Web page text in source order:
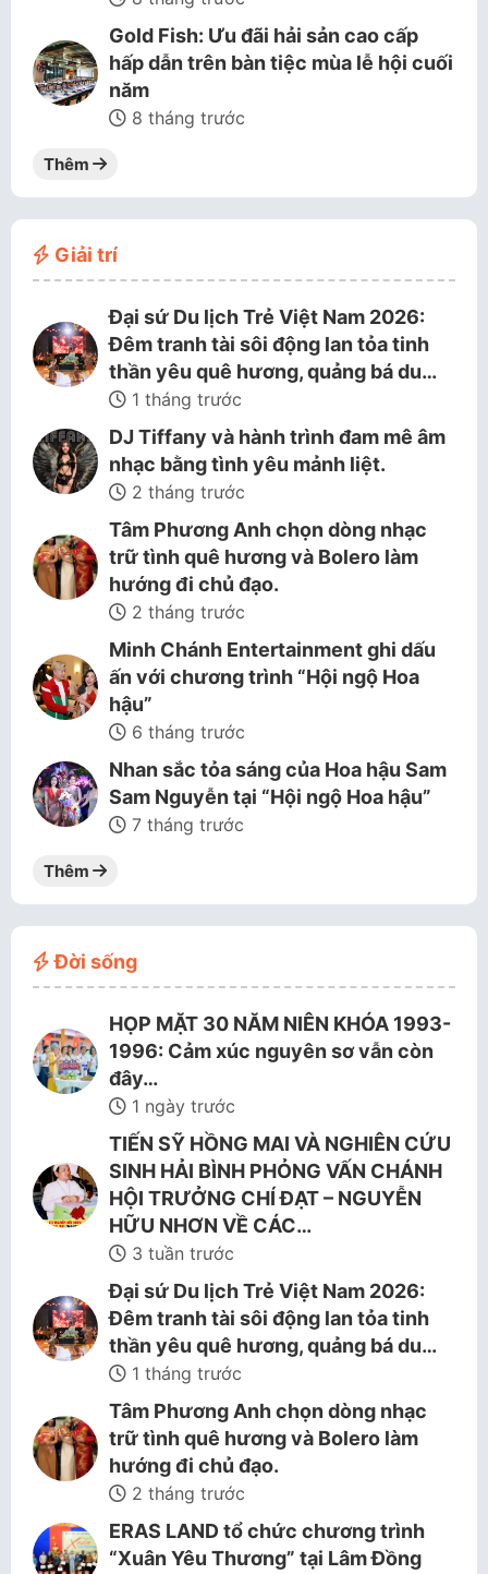
Gold Fish: Ưu đãi hải sản cao cấp
hấp dẫn trên bàn tiệc mùa lễ hội cuối
năm
8 tháng trước
Thêm
Giải trí
Đại sứ Du lịch Trẻ Việt Nam 2026:
Đêm tranh tài sôi động lan tỏa tinh
thần yêu quê hương, quảng bá du…
1 tháng trước
DJ Tiffany và hành trình đam mê âm
nhạc bằng tình yêu mảnh liệt.
2 tháng trước
Tâm Phương Anh chọn dòng nhạc
trữ tình quê hương và Bolero làm
hướng đi chủ đạo.
2 tháng trước
Minh Chánh Entertainment ghi dấu
ấn với chương trình “Hội ngộ Hoa
hậu”
6 tháng trước
Nhan sắc tỏa sáng của Hoa hậu Sam
Sam Nguyễn tại “Hội ngộ Hoa hậu”
7 tháng trước
Thêm
Đời sống
HỌP MẶT 30 NĂM NIÊN KHÓA 1993-
1996: Cảm xúc nguyên sơ vẫn còn
đây…
1 ngày trước
TIẾN SỸ HỒNG MAI VÀ NGHIÊN CỨU
SINH HẢI BÌNH PHỎNG VẤN CHÁNH
HỘI TRƯỞNG CHÍ ĐẠT – NGUYỄN
HỮU NHƠN VỀ CÁC…
3 tuần trước
Đại sứ Du lịch Trẻ Việt Nam 2026:
Đêm tranh tài sôi động lan tỏa tinh
thần yêu quê hương, quảng bá du…
1 tháng trước
Tâm Phương Anh chọn dòng nhạc
trữ tình quê hương và Bolero làm
hướng đi chủ đạo.
2 tháng trước
ERAS LAND tổ chức chương trình
“Xuân Yêu Thương” tại Lâm Đồng